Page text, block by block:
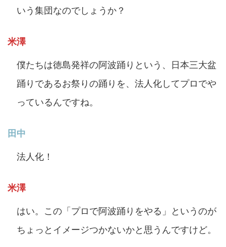
いう集団なのでしょうか？
米澤
僕たちは徳島発祥の阿波踊りという、日本三大盆
踊りであるお祭りの踊りを、法人化してプロでや
っているんですね。
田中
法人化！
米澤
はい。この「プロで阿波踊りをやる」というのが
ちょっとイメージつかないかと思うんですけど。